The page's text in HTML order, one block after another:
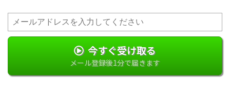
今すぐ受け取る
メール登録後1分で届きます